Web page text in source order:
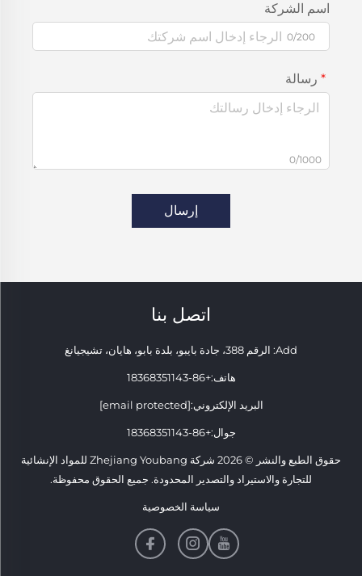
اسم الشركة
0/200
رسالة
0/1000
إرسال
اتصل بنا
Add: الرقم 388، جادة بايبو، بلدة بابو، هايان، تشيجيانغ
هاتف:+86-18368351143
البريد الإلكتروني:[email protected]
جوال:+86-18368351143
حقوق الطبع والنشر © 2026 شركة Zhejiang Youbang للمواد الإنشائية
للتجارة والاستيراد والتصدير المحدودة. جميع الحقوق محفوظة.
سياسة الخصوصية